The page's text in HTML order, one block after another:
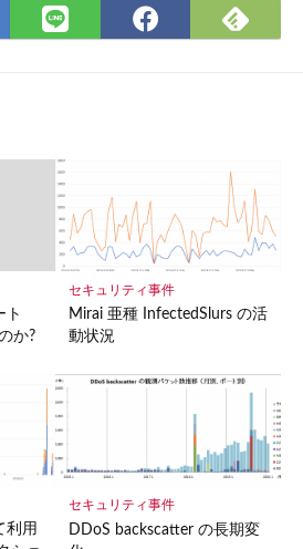
LINE
で
で
で
ト
か?
セキュリティ事件
Mirai 亜種 InfectedSlurs の活
動状況
利用
セキュリティ事件
DDoS backscatter の長期変